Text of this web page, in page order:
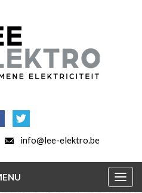
info@lee-elektro.be